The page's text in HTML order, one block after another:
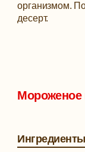
организмом.
десерт.
Мороженое
Ингредиенты